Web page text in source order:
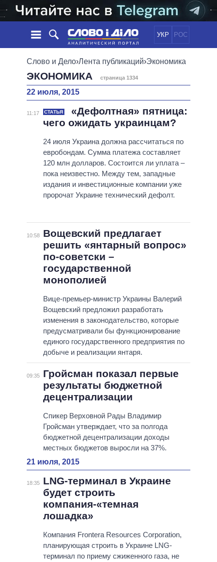
УКР РОС
НОВОСТИ
ЛЕНТА
СОБЫТИЯ
СТАТЬИ
МНЕНИЯ
ОБЗОРЫ
ДАЙДЖЕСТЫ
ПОЛИТИКА
ОБЩЕСТВО
МИР
ОБЕЩАНИЯ
ВСЕ ПОЛИТИКИ
ПРЕЗИДЕНТ И ОФИС
ВЕРХОВНАЯ РАДА
КАБИНЕТ МИНИСТРОВ
ГЛАВЫ ОБЛАДМИНИСТРАЦИЙ
МЭРЫ
ИНФОГРАФИКА
ВИДЕО
ПОДДЕРЖАТЬ
СРАВНЕНИЕ ПОЛИТИКОВ
Слово и Дело›Лента публикаций›Экономика
ЭКОНОМИКА страница 1334
22 июля, 2015
11:17 СТАТЬЯ
«Дефолтная» пятница:
чего ожидать украинцам?
24 июля Украина должна рассчитаться по
евробондам. Сумма платежа составляет
120 млн долларов. Состоится ли уплата –
пока неизвестно. Между тем, западные
издания и инвестиционные компании уже
пророчат Украине технический дефолт.
10:58
Вощевский предлагает
решить «янтарный вопрос»
по-советски –
государственной
монополией
Вице-премьер-министр Украины Валерий
Вощевский предложил разработать
изменения в законодательство, которые
предусматривали бы функционирование
единого государственного предприятия по
добыче и реализации янтаря.
09:35
Гройсман показал первые
результаты бюджетной
децентрализации
Спикер Верховной Рады Владимир
Гройсман утверждает, что за полгода
бюджетной децентрализации доходы
местных бюджетов выросли на 37%.
21 июля, 2015
18:35
LNG-терминал в Украине
будет строить
компания-«темная
лошадка»
Компания Frontera Resources Corporation,
планирующая строить в Украине LNG-
терминал по приему сжиженного газа, не